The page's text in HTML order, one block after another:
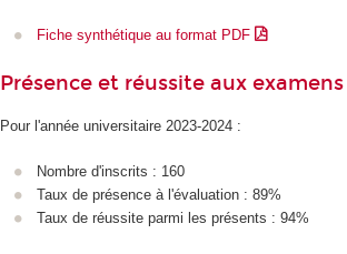
Fiche synthétique au format PDF
Présence et réussite aux examens
Pour l'année universitaire 2023-2024 :
Nombre d'inscrits : 160
Taux de présence à l'évaluation : 89%
Taux de réussite parmi les présents : 94%